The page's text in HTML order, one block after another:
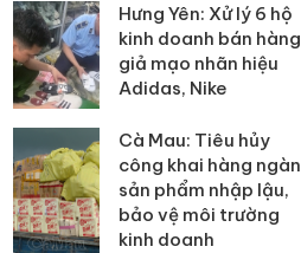
Hưng Yên: Xử lý 6 hộ
kinh doanh bán hàng
giả mạo nhãn hiệu
Adidas, Nike
Cà Mau: Tiêu hủy
công khai hàng ngàn
sản phẩm nhập lậu,
bảo vệ môi trường
kinh doanh